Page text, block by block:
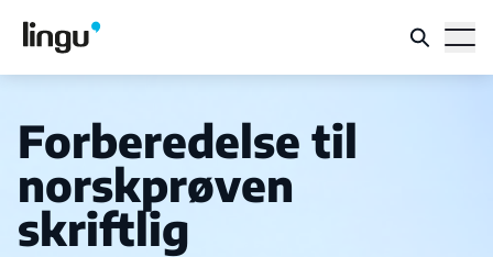
Forberedelse til
norskprøven
skriftlig